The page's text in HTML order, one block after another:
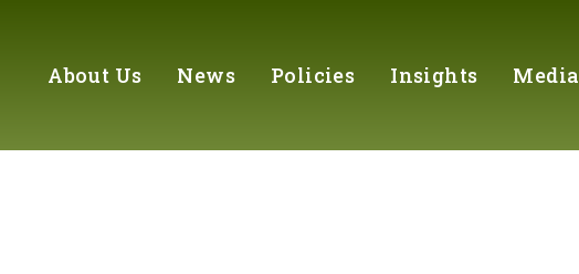
About Us News Policies Insights Media